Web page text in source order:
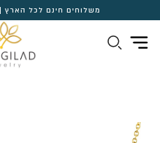
משלוחים חינם לכל הארץ | 12 תשלומים ללא ריבית